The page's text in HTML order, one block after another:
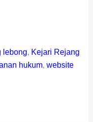
lebong, Kejari Rejang
hukum, website